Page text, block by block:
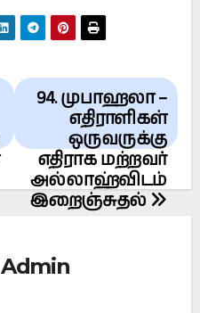
94. முபாஹலா –
எதிராளிகள்
ஒருவருக்கு
எதிராக மற்றவர்
அல்லாஹ்விடம்
இறைஞ்சுதல்
Admin